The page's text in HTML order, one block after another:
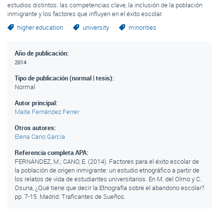
estudios distintos: las competencias clave, la inclusión de la población
inmigrante y los factores que influyen en el éxito escolar.
higher education
university minorities
Año de publicación:
2014
Tipo de publicación (normal | tesis):
Normal
Autor principal:
Maite Fernández Ferrer
Otros autores:
Elena Cano García
Referencia completa APA:
FERNÁNDEZ, M.; CANO, E. (2014). Factores para el éxito escolar de
la población de origen inmigrante: un estudio etnográfico a partir de
los relatos de vida de estudiantes universitarios. En M. del Olmo y C.
Osuna, ¿Qué tiene que decir la Etnografía sobre el abandono escolar?
pp. 7-15. Madrid: Traficantes de Sueños.